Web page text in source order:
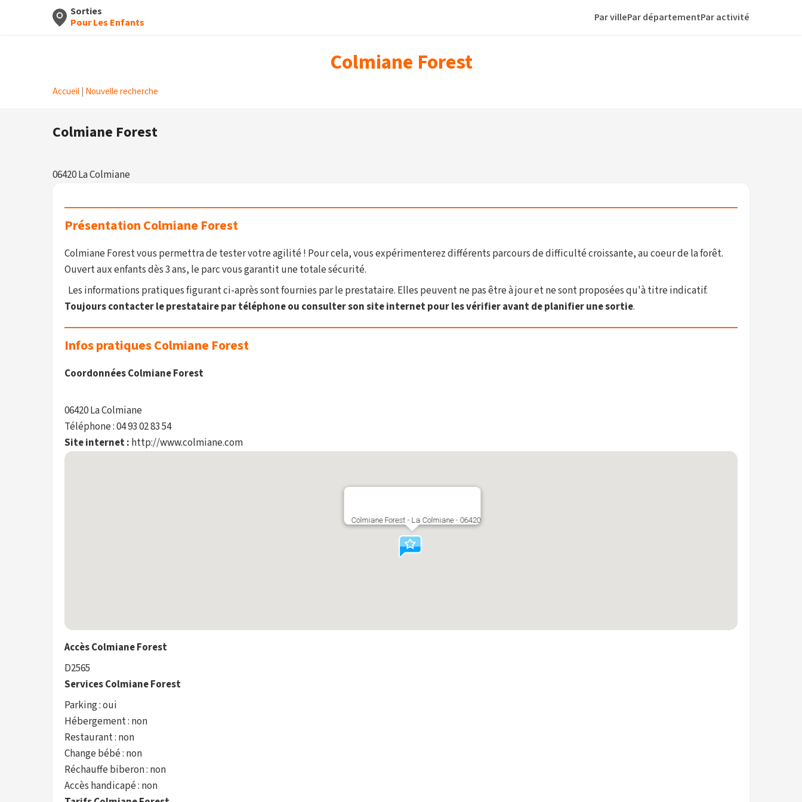
Sorties
Pour Les Enfants
Par villePar départementPar activité
Colmiane Forest
Accueil Nouvelle recherche
Colmiane Forest
06420 La Colmiane
Présentation Colmiane Forest
Colmiane Forest vous permettra de tester votre agilité ! Pour cela, vous expérimenterez différents parcours de difficulté croissante, au coeur de la forêt.
Ouvert aux enfants dès 3 ans, le parc vous garantit une totale sécurité.
Les informations pratiques figurant ci-après sont fournies par le prestataire. Elles peuvent ne pas être à jour et ne sont proposées qu'à titre indicatif.
Toujours contacter le prestataire par téléphone ou consulter son site internet pour les vérifier avant de planifier une sortie.
Infos pratiques Colmiane Forest
Coordonnées Colmiane Forest
06420 La Colmiane
Téléphone : 04 93 02 83 54
Site internet : http://www.colmiane.com
Colmiane Forest - La Colmiane - 06420
Accès Colmiane Forest
D2565
Services Colmiane Forest
Parking : oui
Hébergement : non
Restaurant : non
Change bébé : non
Réchauffe biberon : non
Accès handicapé : non